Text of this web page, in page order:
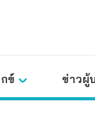
ข์ ข่าวผู้